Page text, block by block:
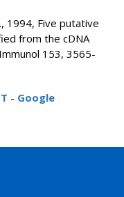
1994, Five putative
from the cDNA
153, 3565-
- Google